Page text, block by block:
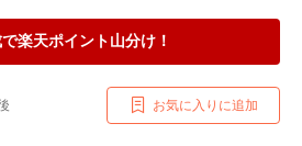
楽天ポイント山分け！
お気に入りに追加